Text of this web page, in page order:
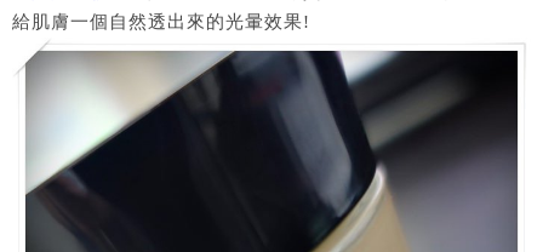
給肌膚一個自然透出來的光暈效果!